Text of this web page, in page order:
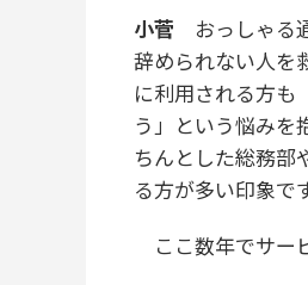
小菅 おっしゃる
辞められない人を
に利用される方も
う」という悩みを
ちんとした総務部
る方が多い印象です
ここ数年でサー